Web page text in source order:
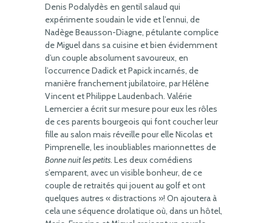
Denis Podalydès en gentil salaud qui
expérimente soudain le vide et l’ennui, de
Nadège Beausson-Diagne, pétulante complice
de Miguel dans sa cuisine et bien évidemment
d’un couple absolument savoureux, en
l’occurrence Dadick et Papick incarnés, de
manière franchement jubilatoire, par Hélène
Vincent et Philippe Laudenbach. Valérie
Lemercier a écrit sur mesure pour eux les rôles
de ces parents bourgeois qui font coucher leur
fille au salon mais réveille pour elle Nicolas et
Pimprenelle, les inoubliables marionnettes de
Bonne nuit les petits. Les deux comédiens
s’emparent, avec un visible bonheur, de ce
couple de retraités qui jouent au golf et ont
quelques autres « distractions »! On ajoutera à
cela une séquence drolatique où, dans un hôtel,